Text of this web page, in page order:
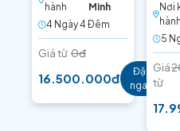
hành
Minh
4 Ngày 4 Ðêm
Giá từ 0đ
16.500.000đ
Đặt
ngay
Nơi
hành
5
Giá
từ